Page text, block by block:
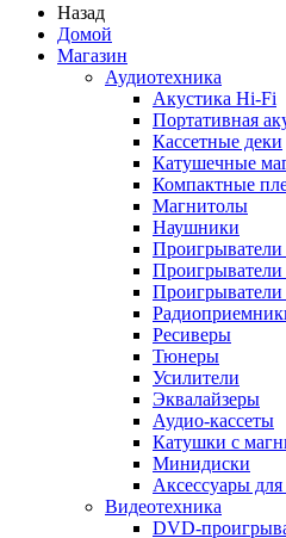
Назад
Домой
Магазин
Аудиотехника
Акустика Hi-Fi
Портативная
Кассетные деки
Катушечные
Компактные
Магнитолы
Наушники
Проигрыватели
Ресиверы
Тюнеры
Усилители
Эквалайзеры
Аудио-кассеты
Катушки с
Минидиски
Аксессуары для
Видеотехника
DVD-